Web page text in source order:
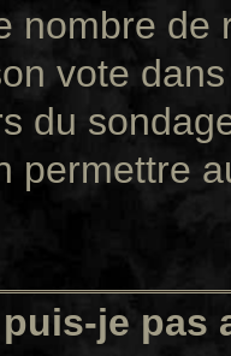
nombre de
vote
du
permettre
je pas